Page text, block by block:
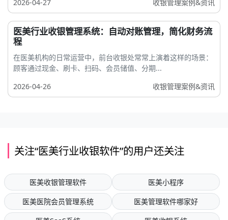
2026-04-27
收银管理案例&资讯
医美行业收银管理系统：自动对账管理，简化财务流
程
在医美机构的日常运营中，前台收银处常常上演着这样的场景：
顾客通过现金、刷卡、扫码、会员储值、分期...
2026-04-26
收银管理案例&资讯
关注“医美行业收银软件”的用户还关注
医美收银管理软件
医美小程序
医美医院会员管理系统
医美管理软件哪家好